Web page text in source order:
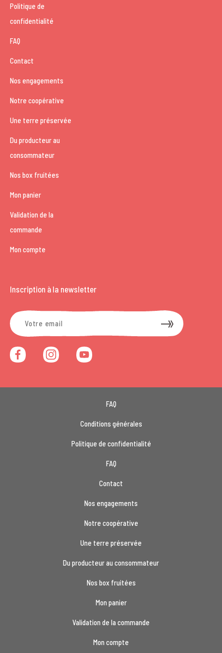
Politique de
confidentialité
FAQ
Contact
Nos engagements
Notre coopérative
Une terre préservée
Du producteur au
consommateur
Nos box fruitées
Mon panier
Validation de la
commande
Mon compte
Inscription à la newsletter
FAQ
Conditions générales
Politique de confidentialité
FAQ
Contact
Nos engagements
Notre coopérative
Une terre préservée
Du producteur au consommateur
Nos box fruitées
Mon panier
Validation de la commande
Mon compte